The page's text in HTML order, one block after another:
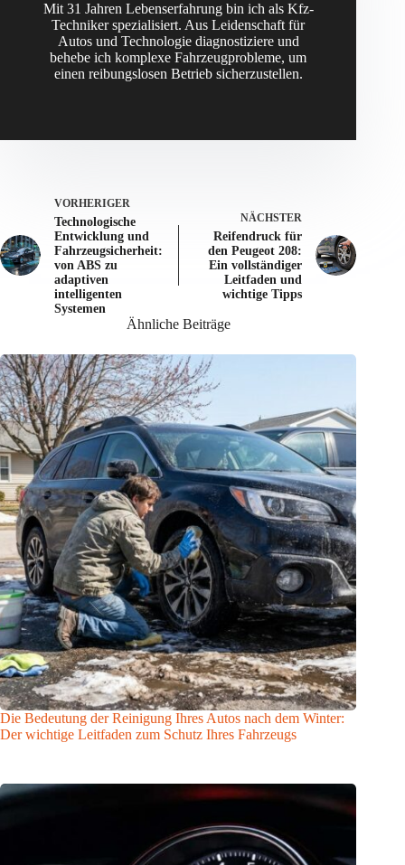
Mit 31 Jahren Lebenserfahrung bin ich als Kfz-
Techniker spezialisiert. Aus Leidenschaft für
Autos und Technologie diagnostiziere und
behebe ich komplexe Fahrzeugprobleme, um
einen reibungslosen Betrieb sicherzustellen.
VORHERIGER
Technologische
Entwicklung und
Fahrzeugsicherheit:
von ABS zu
adaptiven
intelligenten
Systemen
NÄCHSTER
Reifendruck für
den Peugeot 208:
Ein vollständiger
Leitfaden und
wichtige Tipps
Ähnliche Beiträge
Die Bedeutung der Reinigung Ihres Autos nach dem Winter:
Der wichtige Leitfaden zum Schutz Ihres Fahrzeugs